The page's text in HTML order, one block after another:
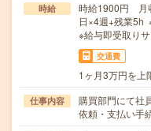
時給
時給1900円 月
日×4週+残業5h
※給与即受取り
交通費
1ヶ月3万円を上
仕事内容
購買部門にて社
依頼・支払い手